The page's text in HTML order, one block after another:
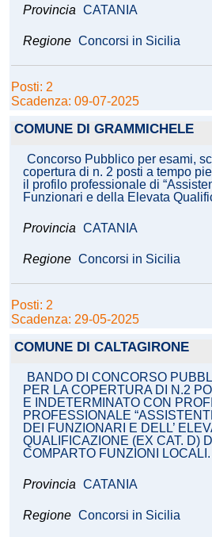
Provincia CATANIA
Regione Concorsi in Sicilia
Posti: 2
Scadenza: 09-07-2025
COMUNE DI GRAMMICHELE
Concorso Pubblico per esami,
copertura di n. 2 posti a tempo
il profilo professionale di
Funzionari e della Elevata
Provincia CATANIA
Regione Concorsi in Sicilia
Posti: 2
Scadenza: 29-05-2025
COMUNE DI CALTAGIRONE
BANDO DI CONCORSO
PER LA COPERTURA DI N.2
E INDETERMINATO CON
PROFESSIONALE
DEI FUNZIONARI E DELL’
QUALIFICAZIONE (EX CAT. D)
COMPARTO FUNZIONI LOCALI.
Provincia CATANIA
Regione Concorsi in Sicilia